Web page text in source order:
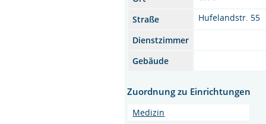
Straße
Hufelandstr. 55
Dienstzimmer
Gebäude
Zuordnung zu Einrichtungen
Medizin